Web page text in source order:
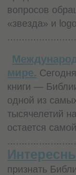
вопросов
«звезда» и
мире.
книги —
одной из
тысячелетий
остается самой
признать